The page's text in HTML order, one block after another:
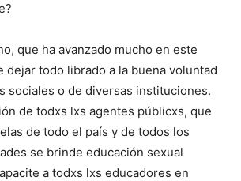
que ha avanzado mucho en este
dejar todo librado a la buena voluntad
sociales o de diversas instituciones.
de todxs lxs agentes públicxs, que
de todo el país y de todos los
se brinde educación sexual
a todxs lxs educadores en